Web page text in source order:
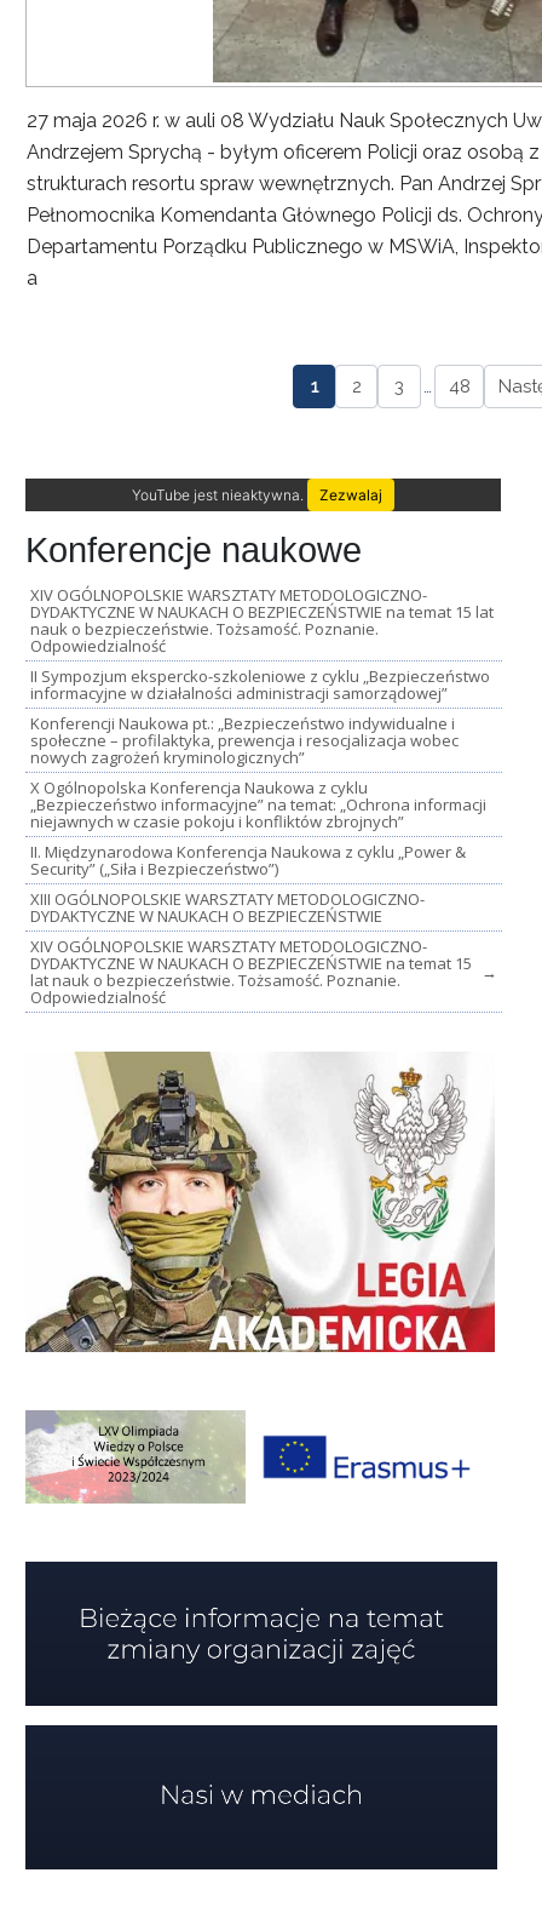
27 maja 2026 r. w auli 08 Wydziału Nauk Społecznych
Andrzejem Sprychą - byłym oficerem Policji oraz osobą
strukturach resortu spraw wewnętrznych. Pan Andrzej
Pełnomocnika Komendanta Głównego Policji ds.
Departamentu Porządku Publicznego w MSWiA,
a
1 2 3 … 48
YouTube jest nieaktywna. Zezwalaj
Konferencje naukowe
XIV OGÓLNOPOLSKIE WARSZTATY METODOLOGICZNO-
DYDAKTYCZNE W NAUKACH O BEZPIECZEŃSTWIE na temat 15 lat
nauk o bezpieczeństwie. Tożsamość. Poznanie.
Odpowiedzialność
II Sympozjum ekspercko-szkoleniowe z cyklu „Bezpieczeństwo
informacyjne w działalności administracji samorządowej”
Konferencji Naukowa pt.: „Bezpieczeństwo indywidualne i
społeczne – profilaktyka, prewencja i resocjalizacja wobec
nowych zagrożeń kryminologicznych”
X Ogólnopolska Konferencja Naukowa z cyklu
„Bezpieczeństwo informacyjne” na temat: „Ochrona informacji
niejawnych w czasie pokoju i konfliktów zbrojnych”
II. Międzynarodowa Konferencja Naukowa z cyklu „Power &
Security” („Siła i Bezpieczeństwo”)
XIII OGÓLNOPOLSKIE WARSZTATY METODOLOGICZNO-
DYDAKTYCZNE W NAUKACH O BEZPIECZEŃSTWIE
XIV OGÓLNOPOLSKIE WARSZTATY METODOLOGICZNO-
DYDAKTYCZNE W NAUKACH O BEZPIECZEŃSTWIE na temat 15
lat nauk o bezpieczeństwie. Tożsamość. Poznanie.
Odpowiedzialność
→